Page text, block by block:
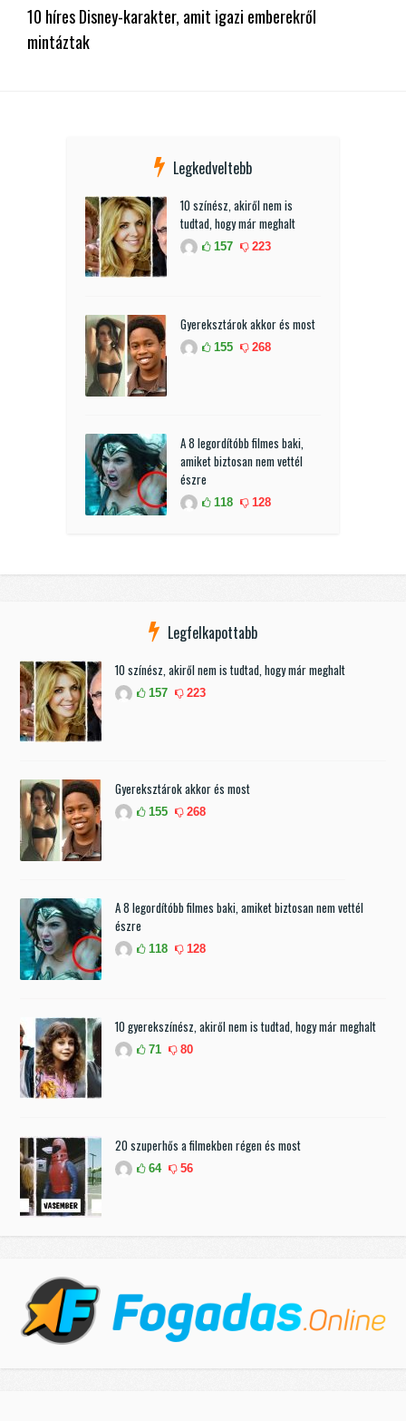
10 híres Disney-karakter, amit igazi emberekről
mintáztak
Legkedveltebb
10 színész, akiről nem is
tudtad, hogy már meghalt
157 223
Gyereksztárok akkor és most
155 268
A 8 legordítóbb filmes baki,
amiket biztosan nem vettél
észre
118 128
Legfelkapottabb
10 színész, akiről nem is tudtad, hogy már meghalt
157 223
Gyereksztárok akkor és most
155 268
A 8 legordítóbb filmes baki, amiket biztosan nem vettél
észre
118 128
10 gyerekszínész, akiről nem is tudtad, hogy már meghalt
71 80
20 szuperhős a filmekben régen és most
64 56